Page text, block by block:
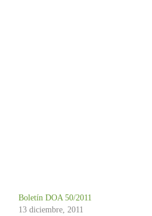
Boletín DOA 50/2011
13 diciembre, 2011